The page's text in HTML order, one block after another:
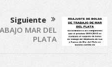
Siguiente
MAR DEL
PLATA